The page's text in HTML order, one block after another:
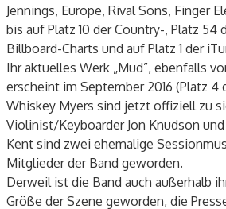
Jennings, Europe, Rival Sons, Finger
bis auf Platz 10 der Country-, Platz 54
Billboard-Charts und auf Platz 1 der
Ihr aktuelles Werk „Mud”, ebenfalls
erscheint im September 2016 (Platz 4
Whiskey Myers sind jetzt offiziell zu
Violinist/Keyboarder Jon Knudson
Kent sind zwei ehemalige
Mitglieder der Band geworden.
Derweil ist die Band auch außerhalb
Größe der Szene geworden, die